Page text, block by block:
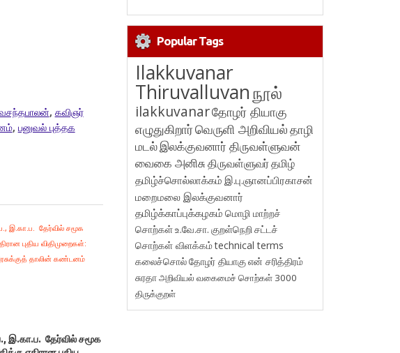
, கவிஞர்
, பனுவல் புத்தக
இ.கா.ப. தேர்வில் சமூக
Popular Tags
Ilakkuvanar
Thiruvalluvanநூல்
ilakkuvanarதோழர் தியாகு
எழுதுகிறார்வெருளி அறிவியல்தாழி
மடல்இலக்குவனார் திருவள்ளுவன்
வைகை அனிசுதிருவள்ளுவர்தமிழ்
தமிழ்ச்சொல்லாக்கம் இ.பு.ஞானப்பிரகாசன்
மறைமலை இலக்குவனார்
தமிழ்க்காப்புக்கழகம் மொழி மாற்றச்
சொற்கள்உ.வே.சா. குறள்நெறி சட்டச்
சொற்கள் விளக்கம்technical terms
கலைச்சொல்தோழர் தியாகுஎன் சரித்திரம்
சுரதாஅறிவியல் வகைமைச் சொற்கள் 3000
திருக்குறள்